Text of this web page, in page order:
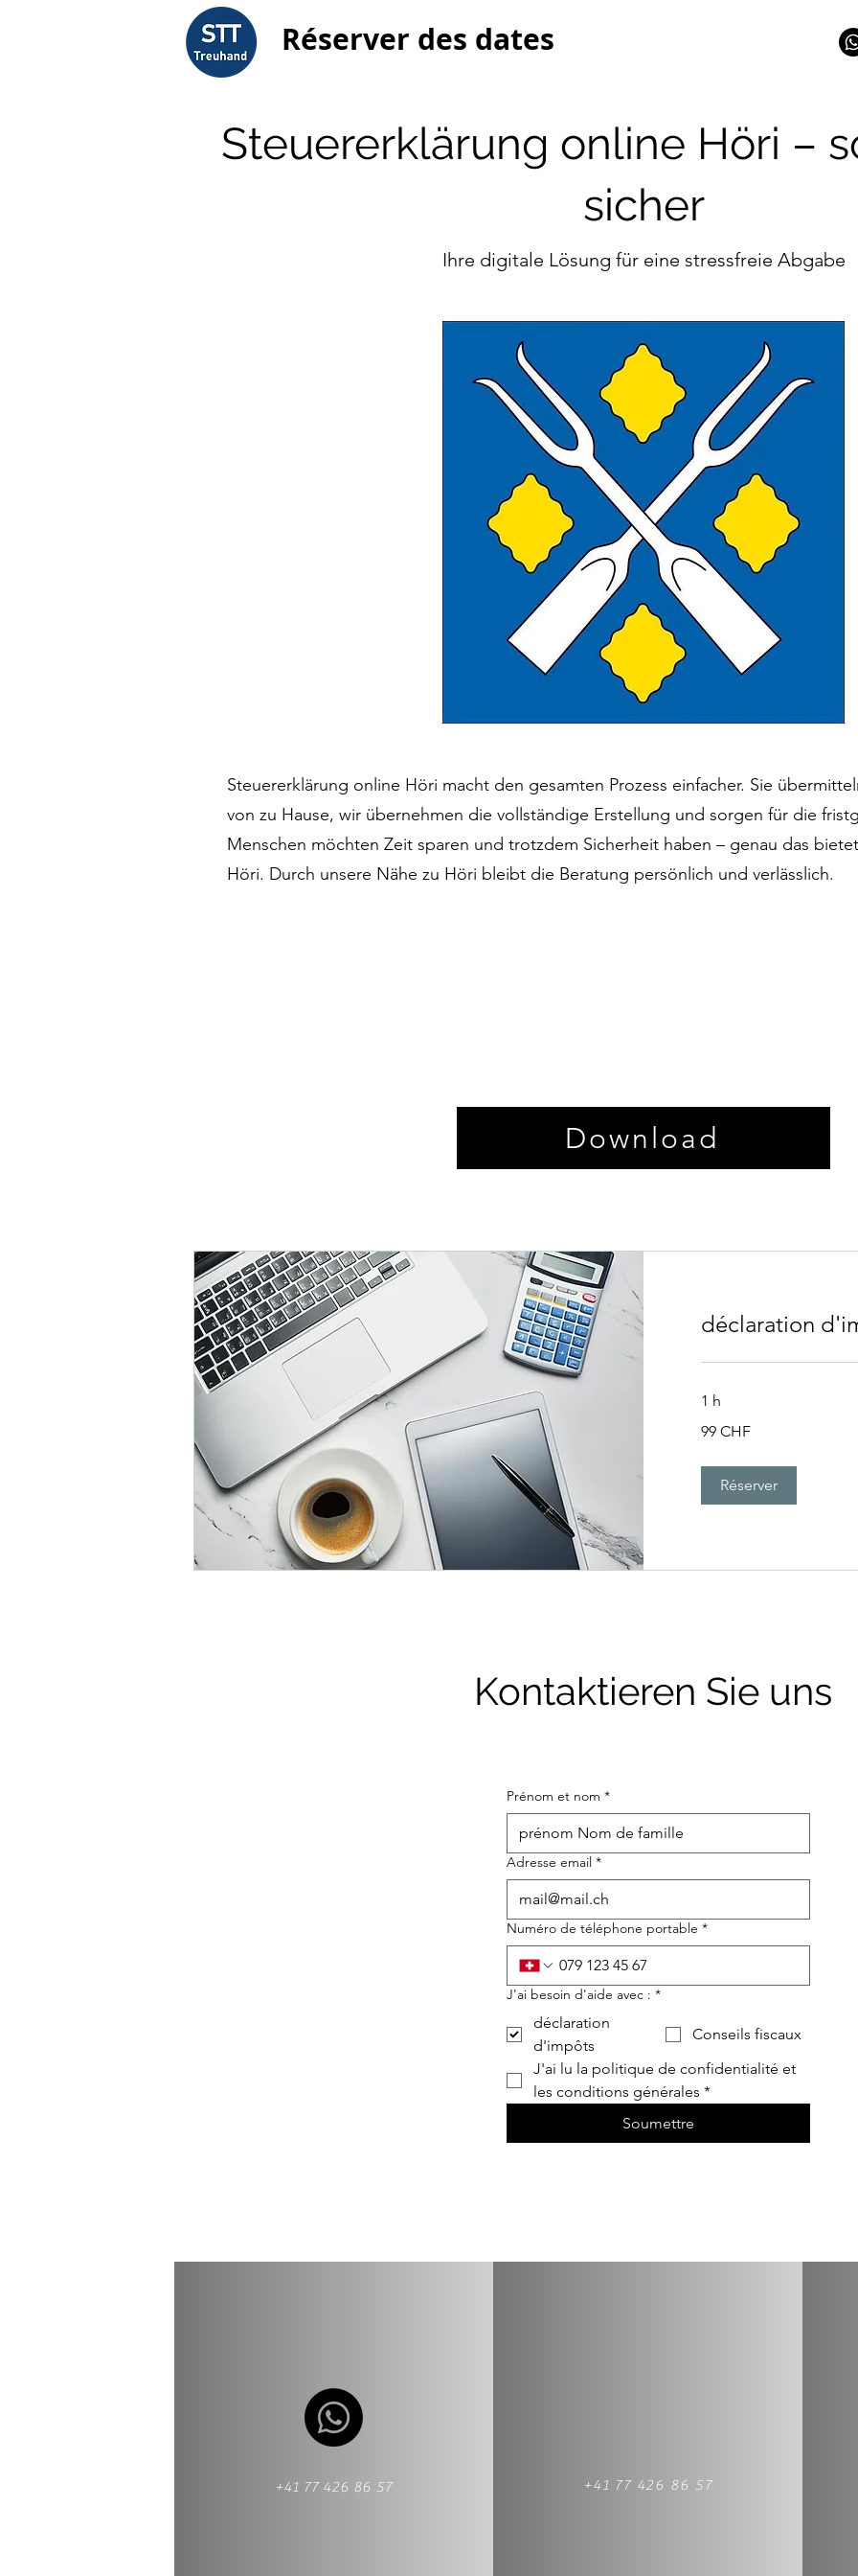
Réserver des dates
Steuererklärung online Höri –
sicher
Ihre digitale Lösung für eine stressfreie Abgabe
Steuererklärung online Höri macht den gesamten Prozess einfacher. Sie
von zu Hause, wir übernehmen die vollständige Erstellung und sorgen für die
Menschen möchten Zeit sparen und trotzdem Sicherheit haben – genau das
Höri. Durch unsere Nähe zu Höri bleibt die Beratung persönlich und verlässlich.
Download
déclaration
1 h
francs
99 CHF
Réserver
Kontaktieren Sie uns
Prénom et nom *
Adresse email *
Numéro de téléphone portable *
J'ai besoin d'aide avec : *
déclaration
d'impôts
Conseils fiscaux
J'ai lu la politique de confidentialité et
les conditions générales *
Soumettre
+41 77 426 86 57 +41 77 426 86 57